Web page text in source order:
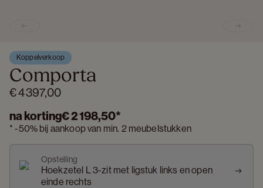
Koppelverkoop
Comporta
€ 4 397,00
na korting€ 2 198,50*
*-50% bij aankoop van min. 2 meubelstukken
Opstelling
Hoekzetel L 3-zit met ligstuk links en open
einde rechts